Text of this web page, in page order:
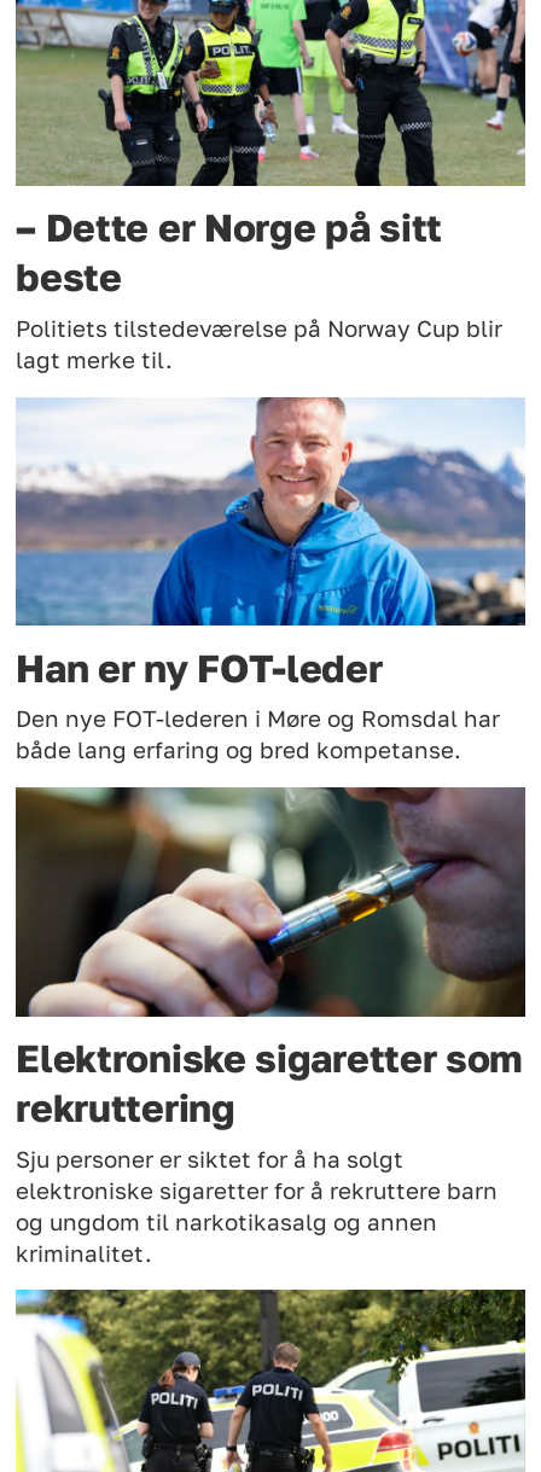
– Dette er Norge på sitt
beste
Politiets tilstedeværelse på Norway Cup blir
lagt merke til.
Han er ny FOT-leder
Den nye FOT-lederen i Møre og Romsdal har
både lang erfaring og bred kompetanse.
Elektroniske sigaretter som
rekruttering
Sju personer er siktet for å ha solgt
elektroniske sigaretter for å rekruttere barn
og ungdom til narkotikasalg og annen
kriminalitet.